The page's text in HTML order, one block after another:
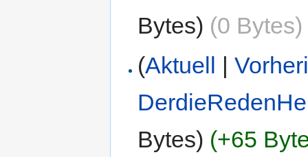
Bytes) (0 Bytes)
(Aktuell |
Bytes) (+65